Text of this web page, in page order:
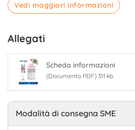
Vedi maggiori informazioni
Allegati
Scheda informazioni
(Documento PDF) 311 kb
Modalità di consegna SME